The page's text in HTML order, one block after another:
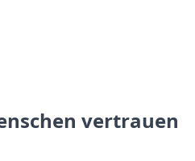
vertrauen